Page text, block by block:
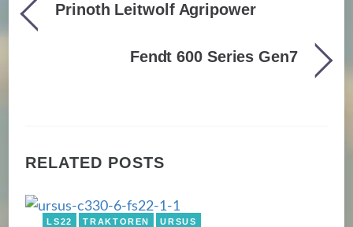
Prinoth Leitwolf Agripower
Fendt 600 Series Gen7
RELATED POSTS
LS22 TRAKTOREN URSUS